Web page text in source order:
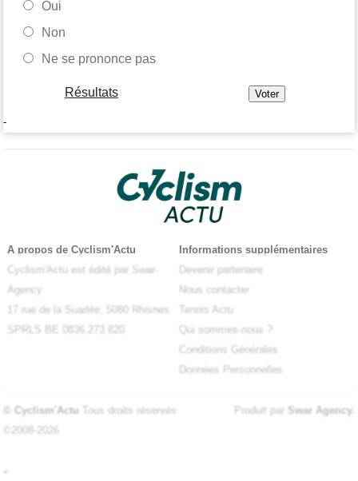
Oui
Non
Ne se prononce pas
Résultats
-
A propos de Cyclism'Actu
Cyclism'Actu est édité par Swar-
Agency
17 rue de la Suarlée, 5080 Rhisnes
SPRLS BE 0836.273.820
Informations supplémentaires
Devenir partenaire
Nous contacter
Tennis Actu
Qui sommes-nous ?
Conditions Générales
Données Personnelles
© Cyclism'Actu Tous droits réservés
©2008-2026
Produit par Swar Agency.
-